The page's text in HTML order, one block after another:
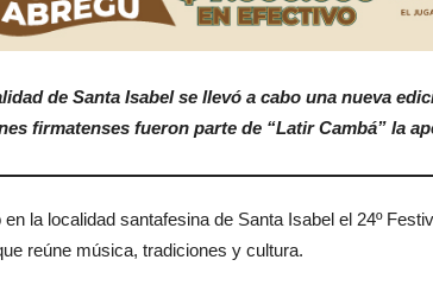
de Santa Isabel se llevó a cabo una nueva
firmatenses fueron parte de “Latir Cambá” la
la localidad santafesina de Santa Isabel el 24º
reúne música, tradiciones y cultura.